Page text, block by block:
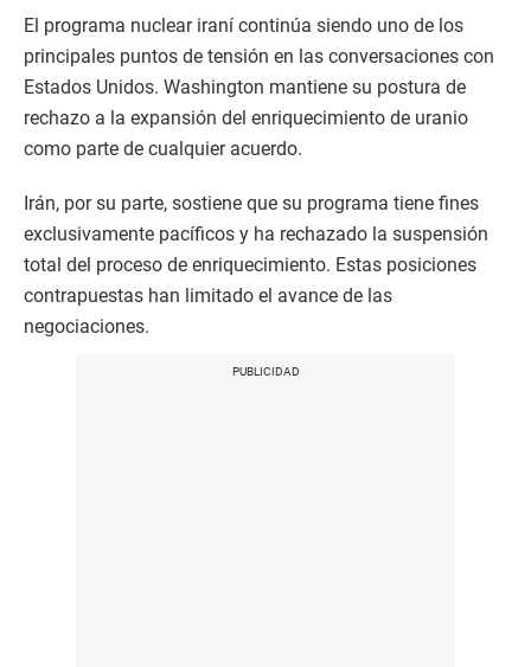
El programa nuclear iraní continúa siendo uno de los
principales puntos de tensión en las conversaciones con
Estados Unidos. Washington mantiene su postura de
rechazo a la expansión del enriquecimiento de uranio
como parte de cualquier acuerdo.
Irán, por su parte, sostiene que su programa tiene fines
exclusivamente pacíficos y ha rechazado la suspensión
total del proceso de enriquecimiento. Estas posiciones
contrapuestas han limitado el avance de las
negociaciones.